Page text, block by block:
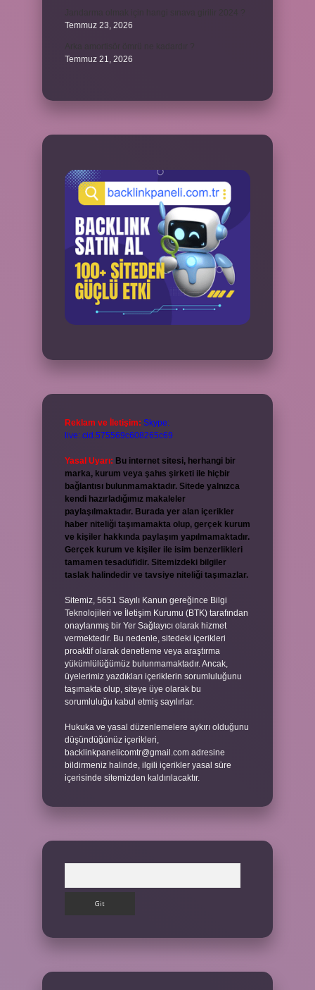
Temmuz 23, 2026
Temmuz 21, 2026
Reklam ve İletişim: Skype:
live:.cid.575569c608265c69
Yasal Uyarı: Bu internet sitesi, herhangi bir
marka, kurum veya şahıs şirketi ile hiçbir
bağlantısı bulunmamaktadır. Sitede yalnızca
kendi hazırladığımız makaleler
paylaşılmaktadır. Burada yer alan içerikler
haber niteliği taşımamakta olup, gerçek kurum
ve kişiler hakkında paylaşım yapılmamaktadır.
Gerçek kurum ve kişiler ile isim benzerlikleri
tamamen tesadüfidir. Sitemizdeki bilgiler
taslak halindedir ve tavsiye niteliği taşımazlar.
Sitemiz, 5651 Sayılı Kanun gereğince Bilgi
Teknolojileri ve İletişim Kurumu (BTK) tarafından
onaylanmış bir Yer Sağlayıcı olarak hizmet
vermektedir. Bu nedenle, sitedeki içerikleri
proaktif olarak denetleme veya araştırma
yükümlülüğümüz bulunmamaktadır. Ancak,
üyelerimiz yazdıkları içeriklerin sorumluluğunu
taşımakta olup, siteye üye olarak bu
sorumluluğu kabul etmiş sayılırlar.
Hukuka ve yasal düzenlemelere aykırı olduğunu
düşündüğünüz içerikleri,
backlinkpanelicomtr@gmail.com adresine
bildirmeniz halinde, ilgili içerikler yasal süre
içerisinde sitemizden kaldırılacaktır.